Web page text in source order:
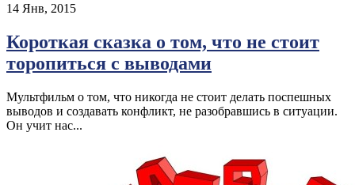
14 Янв, 2015
Короткая сказка о том, что не стоит
торопиться с выводами
Мультфильм о том, что никогда не стоит делать поспешных
выводов и создавать конфликт, не разобравшись в ситуации.
Он учит нас...